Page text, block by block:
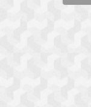
ダンジョンの中のひと